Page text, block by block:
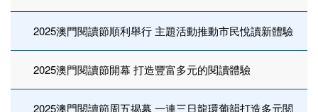
2025澳門閱讀節順利舉行 主題活動推動市民悅讀新體驗
2025澳門閱讀節開幕 打造豐富多元的閱讀體驗
2025澳門閱讀節周五揭幕 一連三日龍環葡韻打造多元閱